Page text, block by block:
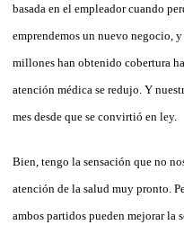
basada en el empleador cuando
emprendemos un nuevo negocio,
millones han obtenido cobertura
atención médica se redujo. Y
mes desde que se convirtió en ley.
Bien, tengo la sensación que no
atención de la salud muy pronto.
ambos partidos pueden mejorar la